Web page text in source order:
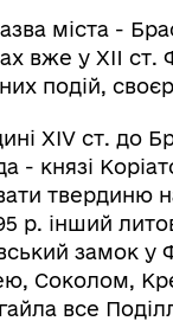
міста -
вже у XII ст.
подій,
XIV ст. до
- князі
твердиню
р. інший
замок у
Соколом,
все